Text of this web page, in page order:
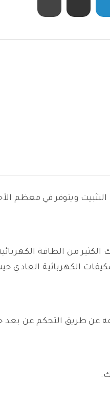
ويتوفر في معظم
من الطاقة
الكهربائية العادي
عن طريق التحكم عن بعد